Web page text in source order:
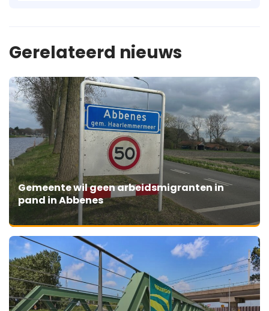
Gerelateerd nieuws
Gemeente wil geen arbeidsmigranten in
pand in Abbenes